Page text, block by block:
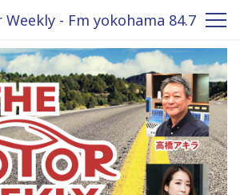
- Fm yokohama 84.7